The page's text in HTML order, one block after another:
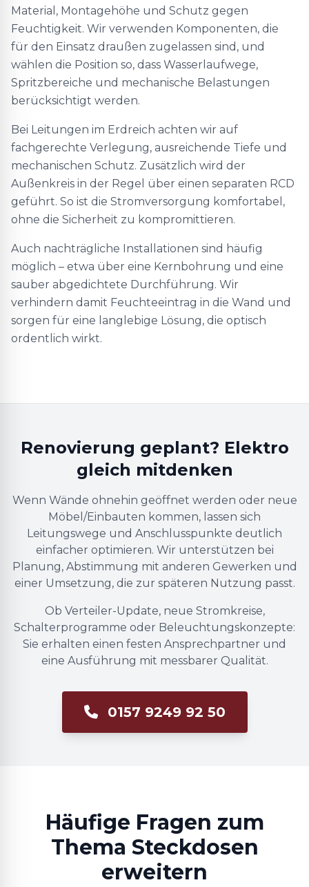
Material, Montagehöhe und Schutz gegen
Feuchtigkeit. Wir verwenden Komponenten, die
für den Einsatz draußen zugelassen sind, und
wählen die Position so, dass Wasserlaufwege,
Spritzbereiche und mechanische Belastungen
berücksichtigt werden.
Bei Leitungen im Erdreich achten wir auf
fachgerechte Verlegung, ausreichende Tiefe und
mechanischen Schutz. Zusätzlich wird der
Außenkreis in der Regel über einen separaten RCD
geführt. So ist die Stromversorgung komfortabel,
ohne die Sicherheit zu kompromittieren.
Auch nachträgliche Installationen sind häufig
möglich – etwa über eine Kernbohrung und eine
sauber abgedichtete Durchführung. Wir
verhindern damit Feuchteeintrag in die Wand und
sorgen für eine langlebige Lösung, die optisch
ordentlich wirkt.
Renovierung geplant? Elektro
gleich mitdenken
Wenn Wände ohnehin geöffnet werden oder neue
Möbel/Einbauten kommen, lassen sich
Leitungswege und Anschlusspunkte deutlich
einfacher optimieren. Wir unterstützen bei
Planung, Abstimmung mit anderen Gewerken und
einer Umsetzung, die zur späteren Nutzung passt.
Ob Verteiler-Update, neue Stromkreise,
Schalterprogramme oder Beleuchtungskonzepte:
Sie erhalten einen festen Ansprechpartner und
eine Ausführung mit messbarer Qualität.
0157 9249 92 50
Häufige Fragen zum
Thema Steckdosen
erweitern